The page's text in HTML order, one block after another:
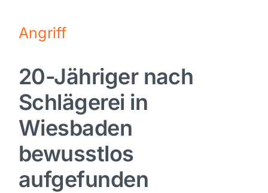
Nachrichten
Politik
Wirtschaft
Sport
Angriff
20-Jähriger nach
Schlägerei in
Wiesbaden
bewusstlos
aufgefunden